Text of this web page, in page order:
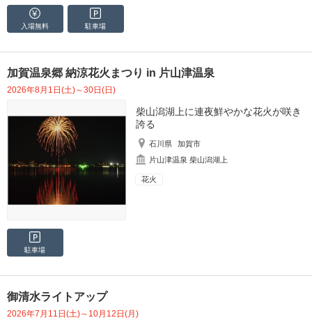
入場無料 駐車場
加賀温泉郷 納涼花火まつり in 片山津温泉
2026年8月1日(土)～30日(日)
柴山潟湖上に連夜鮮やかな花火が咲き
誇る
石川県
加賀市
片山津温泉 柴山潟湖上
花火
駐車場
御清水ライトアップ
2026年7月11日(土)～10月12日(月)